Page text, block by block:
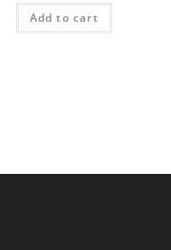
Add to cart